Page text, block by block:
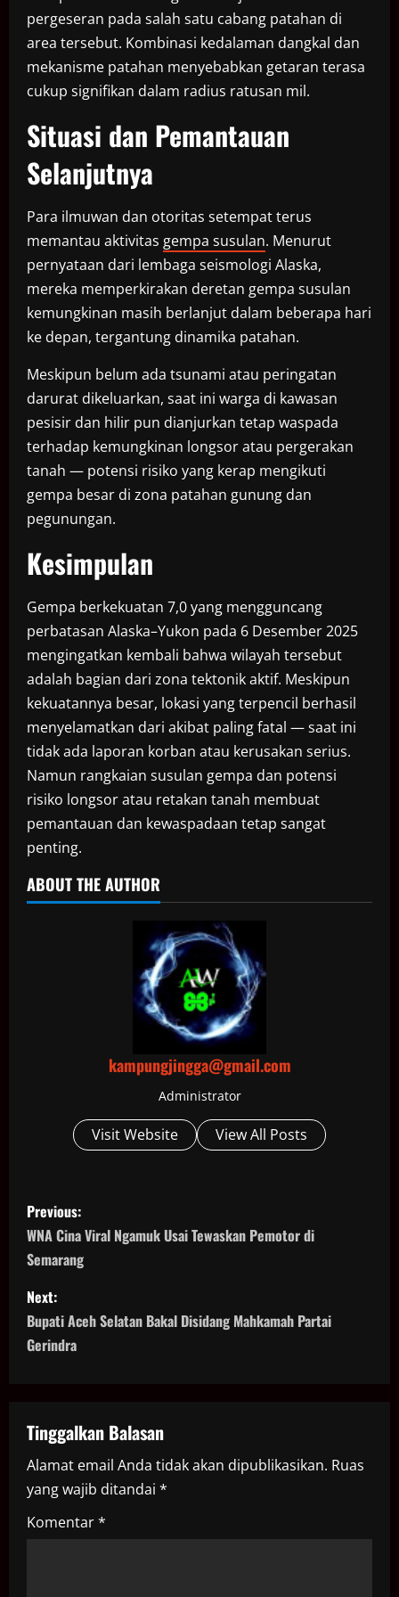
pergeseran pada salah satu cabang patahan di
area tersebut. Kombinasi kedalaman dangkal dan
mekanisme patahan menyebabkan getaran terasa
cukup signifikan dalam radius ratusan mil.
Situasi dan Pemantauan
Selanjutnya
Para ilmuwan dan otoritas setempat terus
memantau aktivitas gempa susulan. Menurut
pernyataan dari lembaga seismologi Alaska,
mereka memperkirakan deretan gempa susulan
kemungkinan masih berlanjut dalam beberapa hari
ke depan, tergantung dinamika patahan.
Meskipun belum ada tsunami atau peringatan
darurat dikeluarkan, saat ini warga di kawasan
pesisir dan hilir pun dianjurkan tetap waspada
terhadap kemungkinan longsor atau pergerakan
tanah — potensi risiko yang kerap mengikuti
gempa besar di zona patahan gunung dan
pegunungan.
Kesimpulan
Gempa berkekuatan 7,0 yang mengguncang
perbatasan Alaska–Yukon pada 6 Desember 2025
mengingatkan kembali bahwa wilayah tersebut
adalah bagian dari zona tektonik aktif. Meskipun
kekuatannya besar, lokasi yang terpencil berhasil
menyelamatkan dari akibat paling fatal — saat ini
tidak ada laporan korban atau kerusakan serius.
Namun rangkaian susulan gempa dan potensi
risiko longsor atau retakan tanah membuat
pemantauan dan kewaspadaan tetap sangat
penting.
ABOUT THE AUTHOR
kampungjingga@gmail.com
Administrator
Visit Website View All Posts
P
o
s
t
n
v
i
g
a
Previous:
WNA Cina Viral Ngamuk Usai Tewaskan Pemotor di
Semarang
Next:
Bupati Aceh Selatan Bakal Disidang Mahkamah Partai
Gerindra
Tinggalkan Balasan
Alamat email Anda tidak akan dipublikasikan. Ruas
yang wajib ditandai *
Komentar*